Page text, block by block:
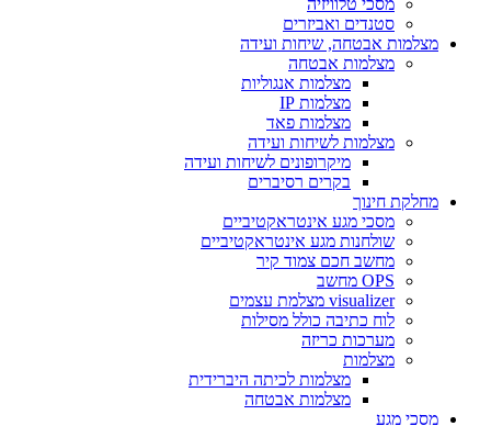
מסכי טלוויזיה
סטנדים ואביזרים
מצלמות אבטחה, שיחות ועידה
מצלמות אבטחה
מצלמות אנגוליות
מצלמות IP
מצלמות פאד
מצלמות לשיחות ועידה
מיקרופונים לשיחות ועידה
בקרים רסיברים
מחלקת חינוך
מסכי מגע אינטראקטיביים
שולחנות מגע אינטראקטיביים
מחשב חכם צמוד קיר
OPS מחשב
visualizer מצלמת עצמים
לוח כתיבה כולל מסילות
מערכות כריזה
מצלמות
מצלמות לכיתה היברידית
מצלמות אבטחה
מסכי מגע